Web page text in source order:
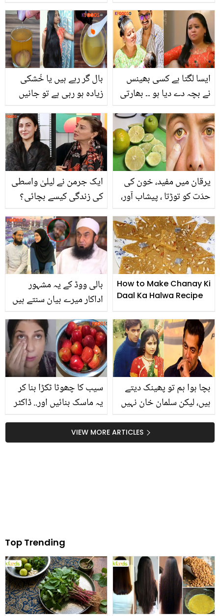
استعمال کے چند طریقے جو
آپ کے پیسوں کی بھی
بچت کریں
سپاٹے، وائرل ویڈیو پر جم
کے ٹرولنگ
بال گر رہے ہیں یا خُشکی
زیادہ ہو رہی ہے تو جانیں
آپ کو گنج پن سے بچا سکتا
ہے؟ شیف اعجاز انصاری کی
بتائی ہوئی بہترین ٹپ
ایسا لگتا ہے کسی بھینس
نے بچہ دے دیا ہو ۔۔ بھارتی
والی تنقید کا جواب دیتے
ہوئے رو پڑیں، ویڈیو وائرل
ایک جرمن نے لیلیٰ واسطی
کی زندگی کیسے بچائی؟
انکشاف نے سب کو چونکا
دیا
یرقان میں مفید، خون کی
حدّت کو توڑتا ، پیشاب آور،
رکھتا ہے ۔۔ مِٹھا قدرت کا
انمول تحفہ
بالی ووڈ کے یہ مشہور
اداکار میرے بیان سنتے ہیں
خان کے بچے کے نام سے
متعلق کیا بتایا؟ دلچسپ
گفتگو
How to Make Chanay Ki
Daal Ka Halwa Recipe
سیب کا چھوٹا ٹکڑا بنا کر
یہ ماسک بنائیں اور.. ڈاکٹر
دن میں فیشل جیسی چمک
حاصل کرنے کا زبردست
بچا ہوا ہم تو پھینک دیتے
ہیں، لیکن سلمان خان نہیں
کے بچے ہوئے کھانے کی
ایسی حقیقت بتا دی کہ
VIEW MORE ARTICLES
Top Trending